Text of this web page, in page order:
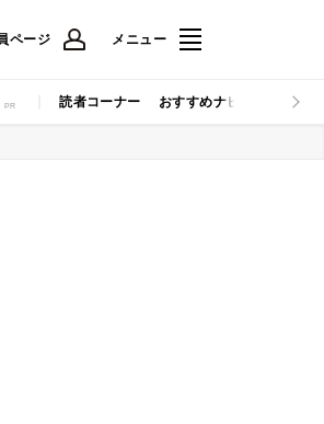
ページ メニュー
読者コーナー おすすめナビ マイナビ